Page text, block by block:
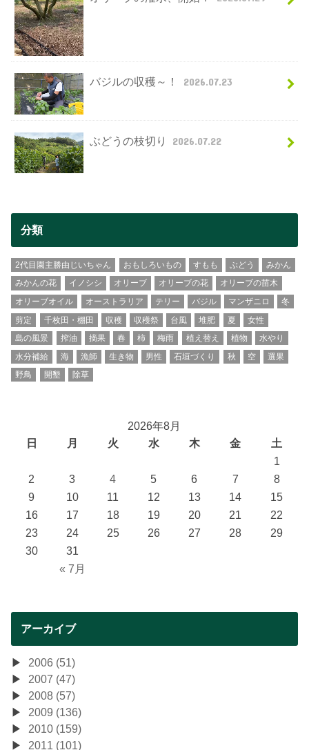
バジルの収穫～！ 2026.07.23
ぶどうの枝切り 2026.07.22
分類
2代目園主勝由じいちゃん おもしろいもの すもも ぶどう
みかん
みかんの花
イノシシ オリーブ オリーブの花
オリーブの苗木
オリーブオイル
オーストラリア テリー バジル マンザニロ
冬
剪定
千枚田・棚田 収穫 収穫祭 台風 堆肥 夏
女性
島の風景
搾油 摘果 春 柿 梅雨 植え替え 植物
水やり
水分補給
海 漁師 生き物 男性 石垣づくり 秋 空
選果
野鳥
開墾 除草
2026年8月
日
月 火 水 木 金 土
« 7月
1
2
3 4 5 6 7
8
9
10 11 12 13 14
15
16
17 18 19 20 21
22
23
24 25 26 27 28
29
30
31
アーカイブ
2006 (51)
2007 (47)
2008 (57)
2009 (136)
2010 (159)
2011 (101)